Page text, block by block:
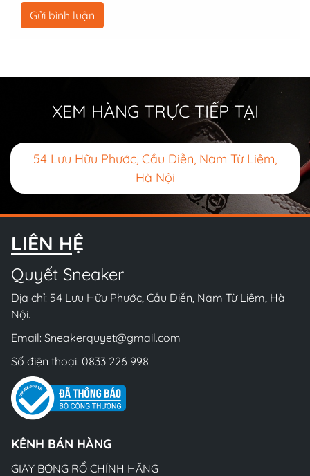
Gửi bình luận
XEM HÀNG TRỰC TIẾP TẠI
54 Lưu Hữu Phước, Cầu Diễn, Nam Từ Liêm,
Hà Nội
LIÊN HỆ
Quyết Sneaker
Địa chỉ: 54 Lưu Hữu Phước, Cầu Diễn, Nam Từ Liêm, Hà
Nội.
Email: Sneakerquyet@gmail.com
Số điện thoại: 0833 226 998
KÊNH BÁN HÀNG
GIÀY BÓNG RỔ CHÍNH HÃNG